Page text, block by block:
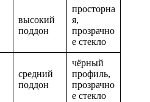
высокий
поддон
просторна
я,
прозрачно
е стекло
средний
поддон
чёрный
профиль,
прозрачно
е стекло